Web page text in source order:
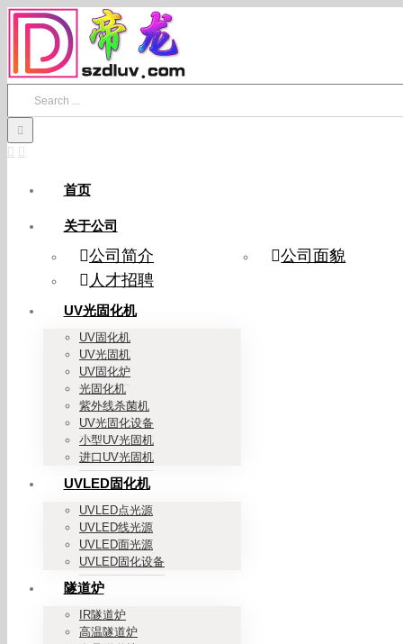
Skip
content
首页
关于公司
公司简介
公司面貌
人才招聘
UV光固化机
UV固化机
UV光固机
UV固化炉
光固化机
紫外线杀菌机
UV光固化设备
小型UV光固机
进口UV光固机
UVLED固化机
UVLED点光源
UVLED线光源
UVLED面光源
UVLED固化设备
隧道炉
IR隧道炉
高温隧道炉